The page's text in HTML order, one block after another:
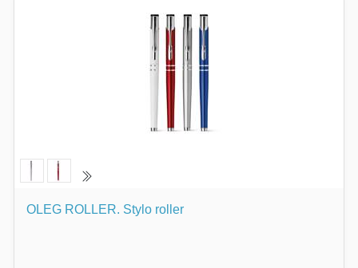
OLEG ROLLER. Stylo roller